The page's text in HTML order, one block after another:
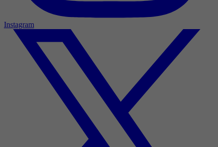
Instagram